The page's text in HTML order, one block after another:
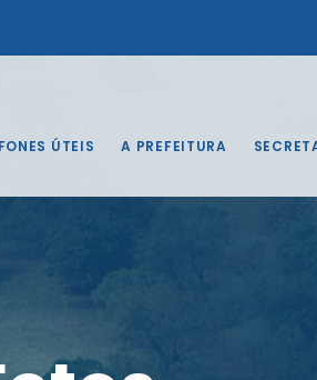
ÚTEIS A PREFEITURA